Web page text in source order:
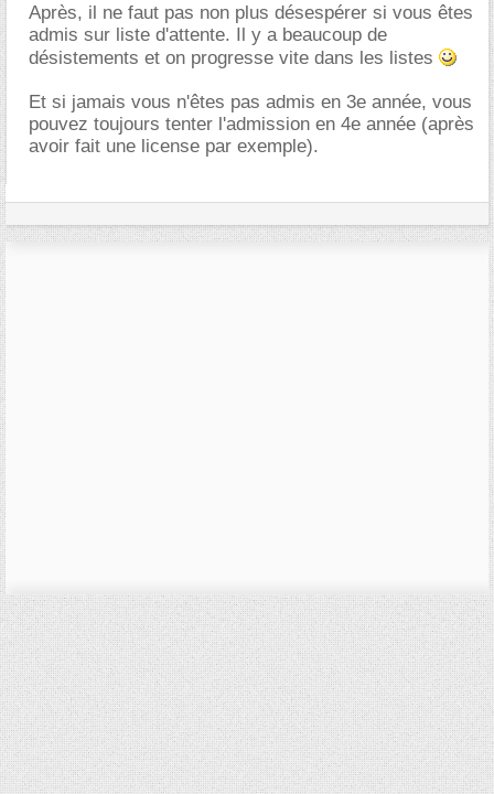
Après, il ne faut pas non plus désespérer si vous êtes
admis sur liste d'attente. Il y a beaucoup de
désistements et on progresse vite dans les listes
Et si jamais vous n'êtes pas admis en 3e année, vous
pouvez toujours tenter l'admission en 4e année (après
avoir fait une license par exemple).